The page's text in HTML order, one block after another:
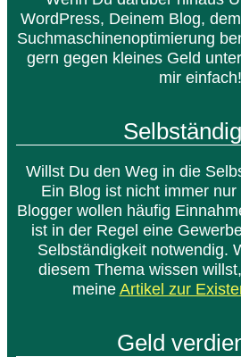
WordPress, Deinem Blog,
Suchmaschinenoptimierung
gern gegen kleines Geld
mir einfach!
Willst Du den Weg in die
Ein Blog ist nicht immer
Blogger wollen häufig
ist in der Regel eine
Selbständigkeit notwendig.
diesem Thema wissen
meineArtikel zur
Geld